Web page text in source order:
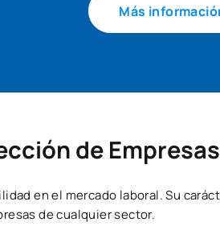
Más
de Empresas
en el mercado laboral. Su
de cualquier sector.